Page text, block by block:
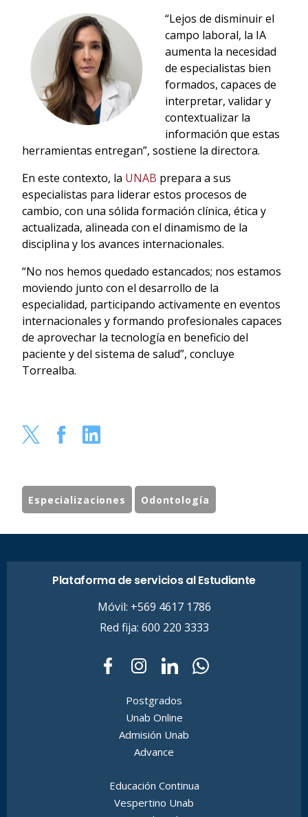
“Lejos de disminuir el
campo laboral, la IA
aumenta la necesidad
de especialistas bien
formados, capaces de
interpretar, validar y
contextualizar la
información que estas
herramientas entregan”, sostiene la directora.
En este contexto, la UNAB prepara a sus
especialistas para liderar estos procesos de
cambio, con una sólida formación clínica, ética y
actualizada, alineada con el dinamismo de la
disciplina y los avances internacionales.
“No nos hemos quedado estancados; nos estamos
moviendo junto con el desarrollo de la
especialidad, participando activamente en eventos
internacionales y formando profesionales capaces
de aprovechar la tecnología en beneficio del
paciente y del sistema de salud”, concluye
Torrealba.
Especializaciones Odontología